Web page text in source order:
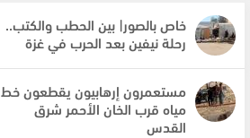
خاص بالصور| بين الحطب والكتب..
رحلة نيفين بعد الحرب في غزة
مستعمرون إرهابيون يقطعون خط
مياه قرب الخان الأحمر شرق
القدس